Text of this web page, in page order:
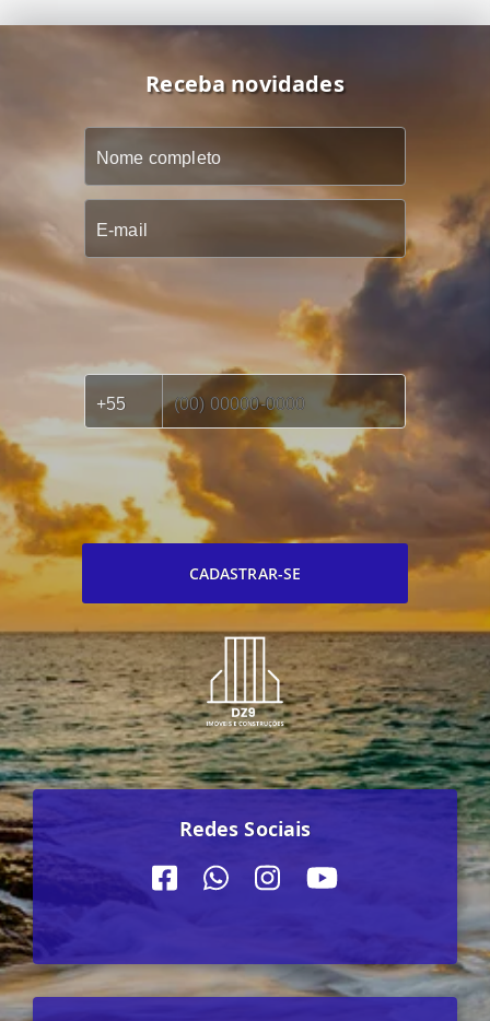
Receba novidades
CADASTRAR-SE
Redes Sociais